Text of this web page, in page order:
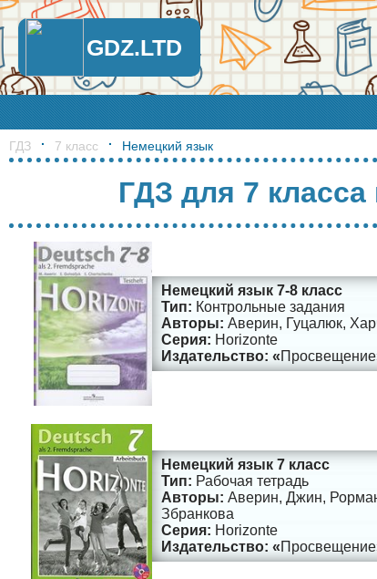
GDZ.LTD
ГДЗ 7 класс Немецкий язык
ГДЗ для 7
Немецкий язык 7-8 класс
Контрольные задания
Аверин, Гуцалюк,
Horizonte
Просвещение
Немецкий язык 7 класс
Рабочая тетрадь
Аверин, Джин,
Збранкова
Horizonte
Просвещение